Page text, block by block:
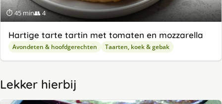
⏱ 45 min👥 4
Hartige tarte tartin met tomaten en mozzarella
Avondeten & hoofdgerechten Taarten, koek & gebak
Lekker hierbij